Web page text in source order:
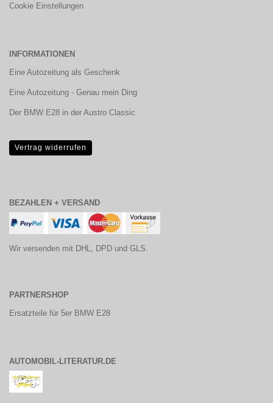
Cookie Einstellungen
INFORMATIONEN
Eine Autozeitung als Geschenk
Eine Autozeitung - Genau mein Ding
Der BMW E28 in der Austro Classic
Vertrag widerrufen
BEZAHLEN + VERSAND
Wir versenden mit DHL, DPD und GLS.
PARTNERSHOP
Ersatzteile für 5er BMW E28
AUTOMOBIL-LITERATUR.DE